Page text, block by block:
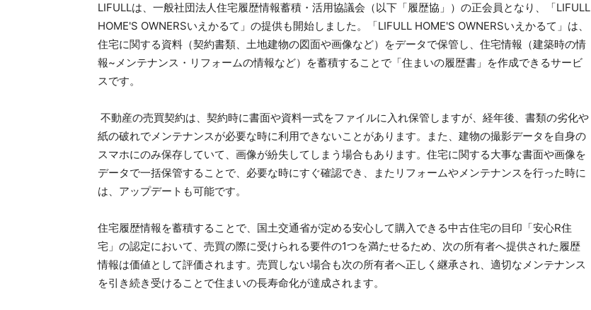
LIFULLは、一般社団法人住宅履歴情報蓄積・活用協議会（以下「履歴協」）の正会員となり、「LIFULL
HOME'S OWNERSいえかるて」の提供も開始しました。「LIFULL HOME'S OWNERSいえかるて」は、
住宅に関する資料（契約書類、土地建物の図面や画像など）をデータで保管し、住宅情報（建築時の情
報~メンテナンス・リフォームの情報など）を蓄積することで「住まいの履歴書」を作成できるサービ
スです。
不動産の売買契約は、契約時に書面や資料一式をファイルに入れ保管しますが、経年後、書類の劣化や
紙の破れでメンテナンスが必要な時に利用できないことがあります。また、建物の撮影データを自身の
スマホにのみ保存していて、画像が紛失してしまう場合もあります。住宅に関する大事な書面や画像を
データで一括保管することで、必要な時にすぐ確認でき、またリフォームやメンテナンスを行った時に
は、アップデートも可能です。
住宅履歴情報を蓄積することで、国土交通省が定める安心して購入できる中古住宅の目印「安心R住
宅」の認定において、売買の際に受けられる要件の1つを満たせるため、次の所有者へ提供された履歴
情報は価値として評価されます。売買しない場合も次の所有者へ正しく継承され、適切なメンテナンス
を引き続き受けることで住まいの長寿命化が達成されます。